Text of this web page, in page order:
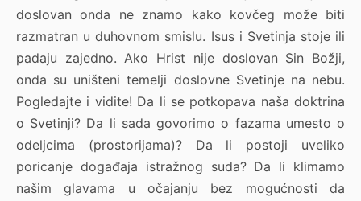
doslovan onda ne znamo kako kovčeg može biti
razmatran u duhovnom smislu. Isus i Svetinja stoje ili
padaju zajedno. Ako Hrist nije doslovan Sin Božji,
onda su uništeni temelji doslovne Svetinje na nebu.
Pogledajte i vidite! Da li se potkopava naša doktrina
o Svetinji? Da li sada govorimo o fazama umesto o
odeljcima (prostorijama)? Da li postoji uveliko
poricanje događaja istražnog suda? Da li klimamo
našim glavama u očajanju bez mogućnosti da